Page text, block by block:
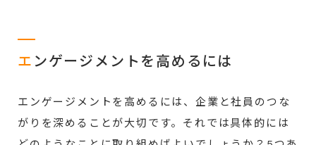
エ ンゲージメントを高めるには
エンゲージメントを高めるには、企業と社員のつな
がりを深めることが大切です。それでは具体的には